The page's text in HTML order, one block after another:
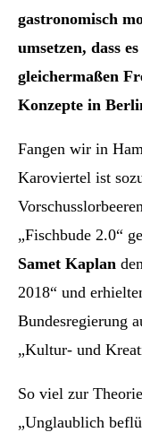
gastronomisch
umsetzen, dass
gleichermaßen
Konzepte in
Fangen wir in
Karoviertel ist
„Fischbude 2.0“
Samet Kaplan
2018“ und
Bundesregierung
„Kultur- und
So viel zur
„Unglaublich